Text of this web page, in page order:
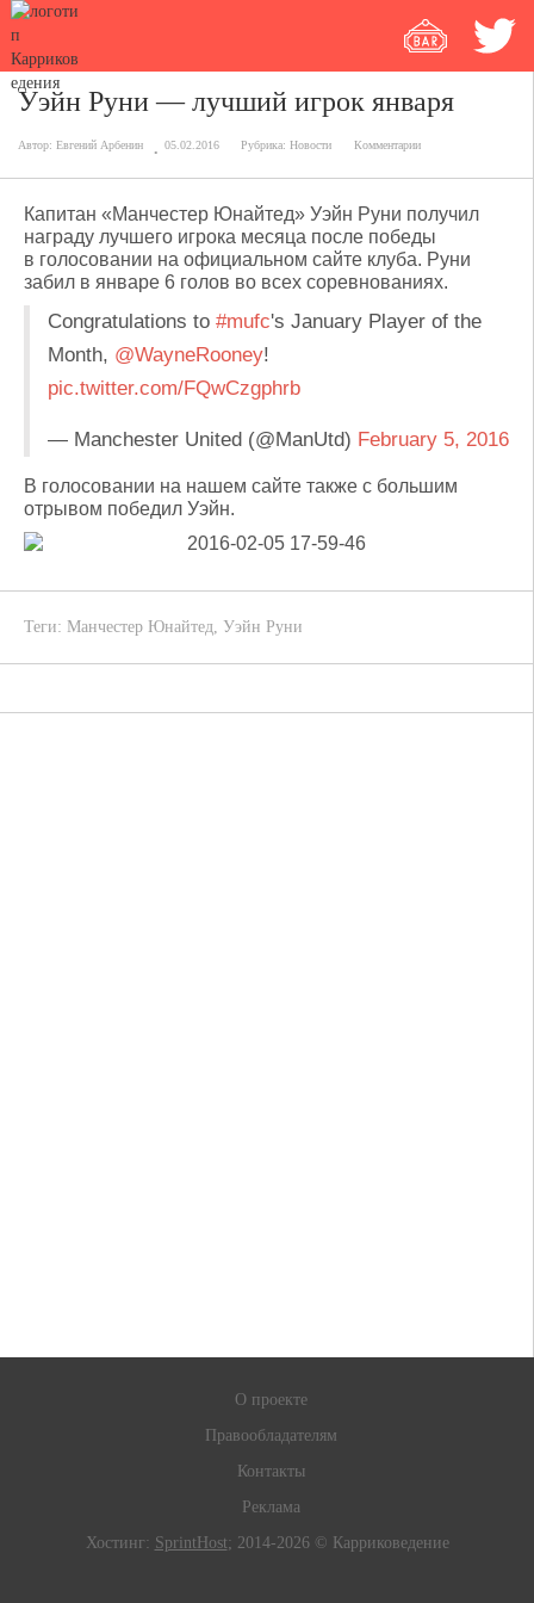
Уэйн Руни — лучший игрок января
Автор: Евгений Арбенин 05.02.2016 Рубрика: Новости Комментарии
Капитан «Манчестер Юнайтед» Уэйн Руни получил
награду лучшего игрока месяца после победы
в голосовании на официальном сайте клуба. Руни
забил в январе 6 голов во всех соревнованиях.
Congratulations to #mufc's January Player of the
Month, @WayneRooney!
pic.twitter.com/FQwCzgphrb
— Manchester United (@ManUtd) February 5, 2016
В голосовании на нашем сайте также с большим
отрывом победил Уэйн.
Теги: Манчестер Юнайтед, Уэйн Руни
О проекте
Правообладателям
Контакты
Реклама
Хостинг: SprintHost; 2014-2026 © Карриковедение